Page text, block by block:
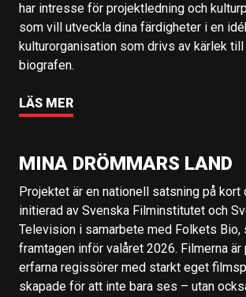
har intresse för projektledning och
som vill utveckla dina färdigheter i en
kulturorganisation som drivs av kärlek
biografen.
LÄS MER
MINA DRÖMMARS LAND
Projektet är en nationell satsning på kort
initierad av Svenska Filminstitutet och
Television i samarbete med Folkets Bio,
framtagen inför valåret 2026. Filmerna är
erfarna regissörer med starkt eget
skapade för att inte bara ses – utan